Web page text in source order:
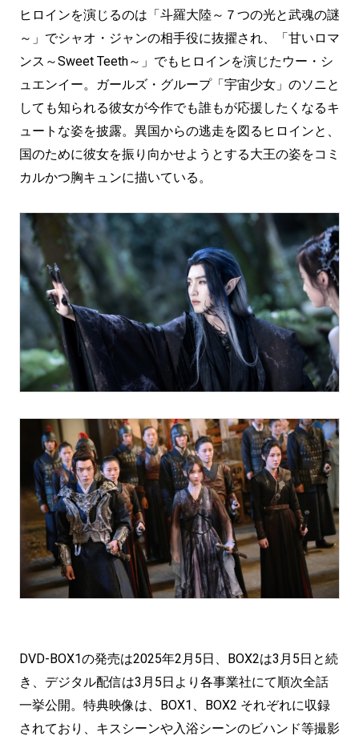
ヒロインを演じるのは「斗羅大陸～７つの光と武魂の謎
～」でシャオ・ジャンの相手役に抜擢され、「甘いロマ
ンス～Sweet Teeth～」でもヒロインを演じたウー・シ
ュエンイー。ガールズ・グループ「宇宙少女」のソニと
しても知られる彼女が今作でも誰もが応援したくなるキ
ュートな姿を披露。異国からの逃走を図るヒロインと、
国のために彼女を振り向かせようとする大王の姿をコミ
カルかつ胸キュンに描いている。
DVD-BOX1の発売は2025年2月5日、BOX2は3月5日と続
き、デジタル配信は3月5日より各事業社にて順次全話
一挙公開。特典映像は、BOX1、BOX2 それぞれに収録
されており、キスシーンや入浴シーンのビハンド等撮影